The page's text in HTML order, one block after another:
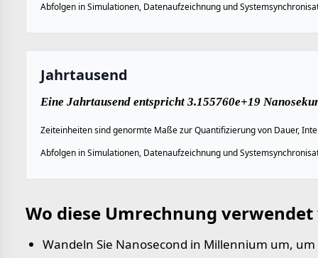
Abfolgen in Simulationen, Datenaufzeichnung und
Jahrtausend
Eine Jahrtausend entspricht 3.155760e+19
Zeiteinheiten sind genormte Maße zur Quantifizierung von Dauer,
Abfolgen in Simulationen, Datenaufzeichnung und
Wo diese Umrechnung
Wandeln Sie Nanosecond in Millennium um, um